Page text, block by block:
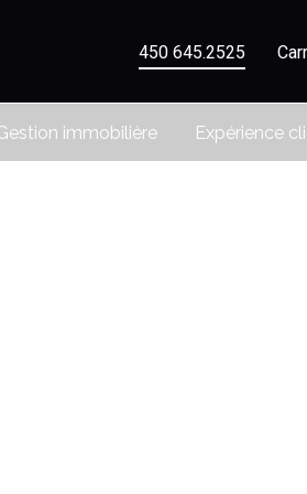
450 645.2525
immobilière Expérience